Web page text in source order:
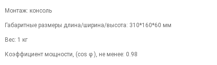
Монтаж: консоль
Габаритные размеры длина/ширина/высота: 310*160*60 мм
Вес: 1 кг
Коэффициент мощности, (cos φ ), не менее: 0.98